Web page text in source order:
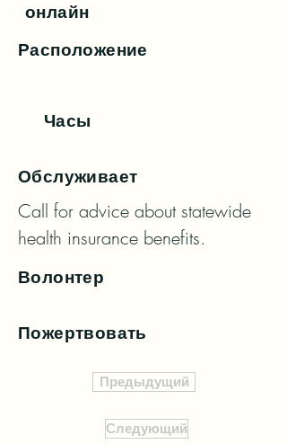
онлайн
Расположение
Часы
Обслуживает
Call for advice about statewide
health insurance benefits.
Волонтер
Пожертвовать
Предыдущий
Следующий